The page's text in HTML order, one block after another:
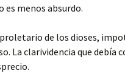
es menos absurdo.
de los dioses,
La clarividencia que